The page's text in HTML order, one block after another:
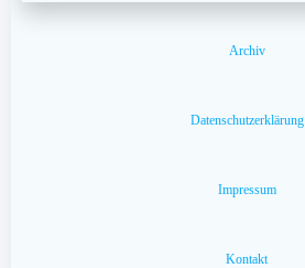
Archiv
Datenschutzerklärung
Impressum
Kontakt